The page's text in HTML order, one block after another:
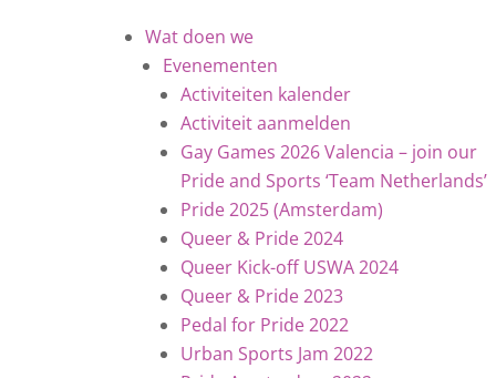
Wat doen we
Evenementen
Activiteiten kalender
Activiteit aanmelden
Gay Games 2026 Valencia – join our
Pride and Sports ‘Team Netherlands’
Pride 2025 (Amsterdam)
Queer & Pride 2024
Queer Kick-off USWA 2024
Queer & Pride 2023
Pedal for Pride 2022
Urban Sports Jam 2022